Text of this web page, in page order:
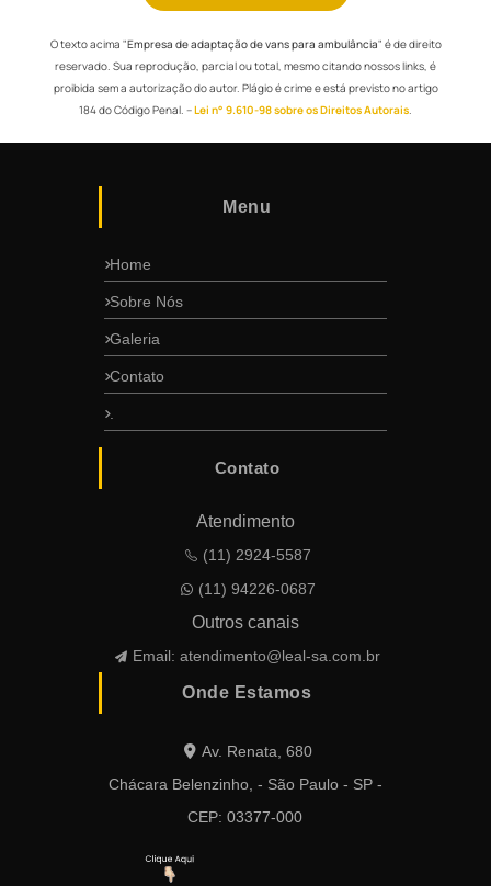
O texto acima "Empresa de adaptação de vans para ambulância" é de direito
reservado. Sua reprodução, parcial ou total, mesmo citando nossos links, é
proibida sem a autorização do autor. Plágio é crime e está previsto no artigo
184 do Código Penal. –Lei n° 9.610-98 sobre os Direitos Autorais.
Menu
Home
Sobre Nós
Galeria
Contato
.
Contato
Atendimento
(11) 2924-5587
(11) 94226-0687
Outros canais
Email:atendimento@leal-sa.com.br
Onde Estamos
Av. Renata, 680
Chácara Belenzinho, - São Paulo - SP -
CEP: 03377-000